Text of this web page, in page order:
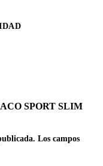
SPORT SLIM
Los campos